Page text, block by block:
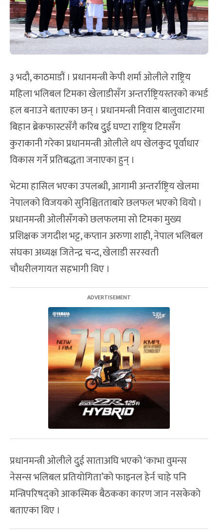
३ भदौ, काठमाडौं । प्रधानमन्त्री केपी शर्मा ओलीले राष्ट्रिय
महिला भलिबल टिमका खेलाडीसँग अन्तर्राष्ट्रियस्तरको कभर्ड
हल बनाउने बताएका छन् । प्रधानमन्त्री निवास बालुवाटारमा
बिहान ब्रेकफास्टसँगै करिब दुुई घण्टा राष्ट्रिय टिमसँग
कुराकानी गरेका प्रधानमन्त्री ओलीले थप खेलकुद पूर्वाधार
विकास गर्ने प्रतिबद्धता जनाएका हुन् ।
भेटमा हासिल भएका उपलब्धी, आगामी अन्तर्राष्ट्रिय खेलमा
नेपालको विजयको सुनिश्चितताबारे छलफल भएको थियो ।
प्रधानमन्त्री ओलीसँगको छलफलमा सो टिमका मुख्य
प्रशिक्षक जगदीश भट्ट, कप्तान अरुणा शाही, नेपाल भलिबल
संघका अध्यक्ष जितेन्द्र चन्द, खेलाडी सरस्वती
चौधरीलगायत सहभागी थिए ।
प्रधानमन्त्री ओलीले दुुई साताअघि भएको ‘काभा वुमन्स
नेसन्स भलिबल प्रतियोगिता’को फाइनल हेर्न चाहे पनि
मन्त्रिपरिषद्को आकस्मिक बैठकका कारण जान नसकेको
बताएका थिए ।